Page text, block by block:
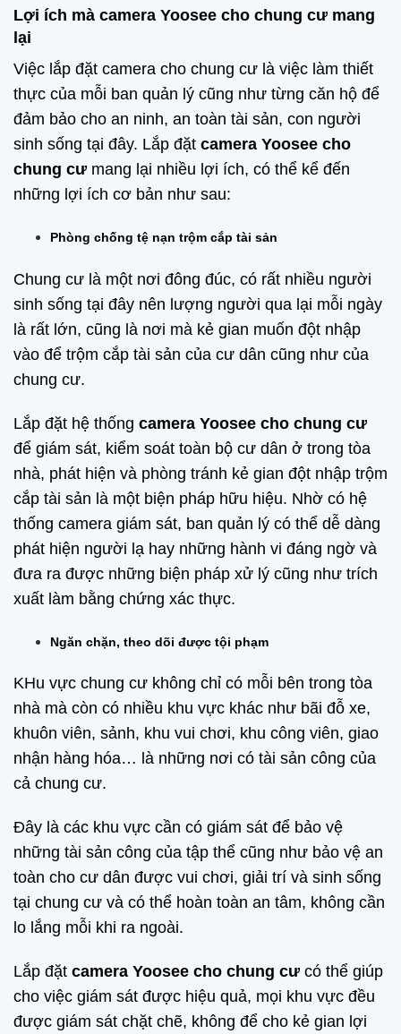
Lợi ích mà camera Yoosee cho chung cư mang
lại
Việc lắp đặt camera cho chung cư là việc làm thiết
thực của mỗi ban quản lý cũng như từng căn hộ để
đảm bảo cho an ninh, an toàn tài sản, con người
sinh sống tại đây. Lắp đặt camera Yoosee cho
chung cư mang lại nhiều lợi ích, có thể kể đến
những lợi ích cơ bản như sau:
Phòng chống tệ nạn trộm cắp tài sản
Chung cư là một nơi đông đúc, có rất nhiều người
sinh sống tại đây nên lượng người qua lại mỗi ngày
là rất lớn, cũng là nơi mà kẻ gian muốn đột nhập
vào để trộm cắp tài sản của cư dân cũng như của
chung cư.
Lắp đặt hệ thống camera Yoosee cho chung cư
để giám sát, kiểm soát toàn bộ cư dân ở trong tòa
nhà, phát hiện và phòng tránh kẻ gian đột nhập trộm
cắp tài sản là một biện pháp hữu hiệu. Nhờ có hệ
thống camera giám sát, ban quản lý có thể dễ dàng
phát hiện người lạ hay những hành vi đáng ngờ và
đưa ra được những biện pháp xử lý cũng như trích
xuất làm bằng chứng xác thực.
Ngăn chặn, theo dõi được tội phạm
KHu vực chung cư không chỉ có mỗi bên trong tòa
nhà mà còn có nhiều khu vực khác như bãi đỗ xe,
khuôn viên, sảnh, khu vui chơi, khu công viên, giao
nhận hàng hóa… là những nơi có tài sản công của
cả chung cư.
Đây là các khu vực cần có giám sát để bảo vệ
những tài sản công của tập thể cũng như bảo vệ an
toàn cho cư dân được vui chơi, giải trí và sinh sống
tại chung cư và có thể hoàn toàn an tâm, không cần
lo lắng mỗi khi ra ngoài.
Lắp đặt camera Yoosee cho chung cư có thể giúp
cho việc giám sát được hiệu quả, mọi khu vực đều
được giám sát chặt chẽ, không để cho kẻ gian lợi